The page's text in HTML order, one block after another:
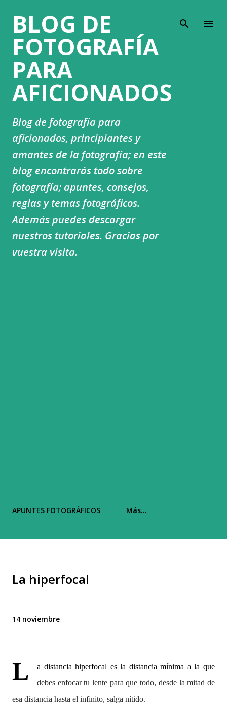
BLOG DE
FOTOGRAFÍA
PARA
AFICIONADOS
Blog de fotografía para
aficionados, principiantes y
amantes de la fotografía; en este
blog encontrarás todo sobre
fotografía; apuntes, consejos,
reglas y temas fotográficos.
Además puedes descargar
nuestros tutoriales. Gracias por
vuestra visita.
APUNTES FOTOGRÁFICOS Más…
La hiperfocal
14 noviembre
L
a distancia hiperfocal es la distancia mínima a la que
debes enfocar tu lente para que todo, desde la mitad de
esa distancia hasta el infinito, salga nítido.